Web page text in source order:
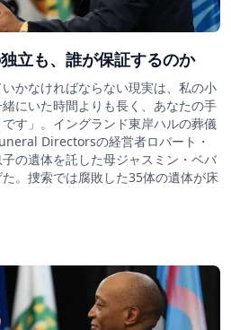
立も、誰が保証するのか
いかなければならない現実は、私の小
にいた時間よりも長く、あなたの手
す」。イングランド東岸ハルの葬儀
Directorsの経営者ロバート・
の遺体を託した母ジャスミン・ベバ
。捜索では腐敗した35体の遺体が床